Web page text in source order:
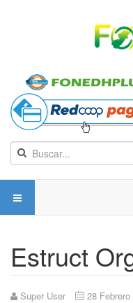
Estruct
Super User 28 Febrero